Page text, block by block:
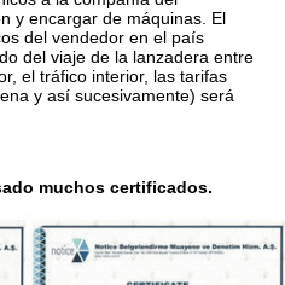
y encargar de máquinas. El
del vendedor en el país
del viaje de la lanzadera entre
el tráfico interior, las tarifas
y así sucesivamente) será
muchos certificados.